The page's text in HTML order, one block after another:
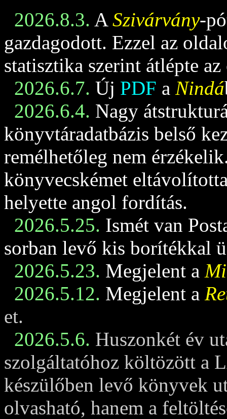
2026.8.3. A Szivárvány-
gazdagodott. Ezzel az
statisztika szerint átlépte
2026.6.7. Új PDF a Nindá
2026.6.4. Nagy
könyvtáradatbázis belső
remélhetőleg nem
könyvecskémet
helyette angol fordítás.
2026.5.25. Ismét van
sorban levő kis borítékkal
2026.5.23. Megjelent a
2026.5.12. Megjelent a
et.
2026.5.6. Huszonkét év
szolgáltatóhoz költözött a
készülőben levő könyvek
olvasható, hanem a